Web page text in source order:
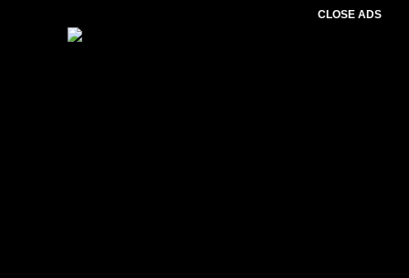
CLOSE ADS